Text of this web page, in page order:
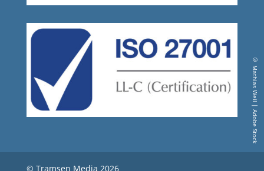
© Tramsen Media 2026